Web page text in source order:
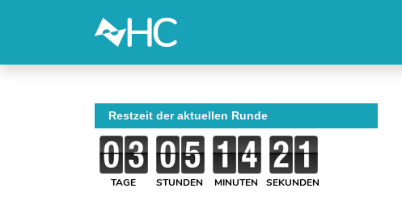
Restzeit der aktuellen Runde
TAGE STUNDEN MINUTEN SEKUNDEN